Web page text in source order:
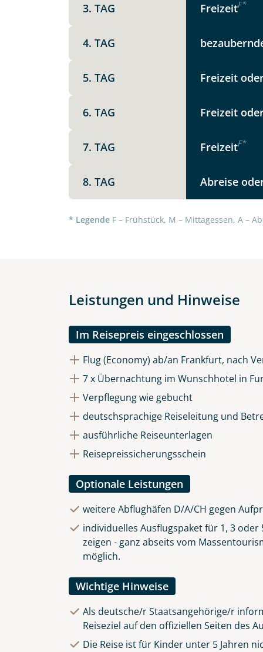
Telegram
3. TAG FreizeitF*
4. TAG
5. TAG Freizeit
6. TAG Freizeit
7. TAG FreizeitF*
8. TAG Abreise
* Legende F – Frühstück, M – Mittagessen, A –
Leistungen und Hinweise
Im Reisepreis eingeschlossen
Flug (Economy) ab/an Frankfurt, nach
7 x Übernachtung im Wunschhotel in
Verpflegung wie gebucht
deutschsprachige Reiseleitung und
ausführliche Reiseunterlagen
Reisepreissicherungsschein
Optionale Leistungen
weitere Abflughäfen D/A/CH gegen
individuelles Ausflugspaket für 1, 3
zeigen - ganz abseits vom
möglich.
Wichtige Hinweise
Als deutsche/r Staatsangehörige/r
Reiseziel auf den offiziellen Seiten des
Die Reise ist für Kinder unter 5 Jahren
Weitere Informationen
Datenschutzerklärungund